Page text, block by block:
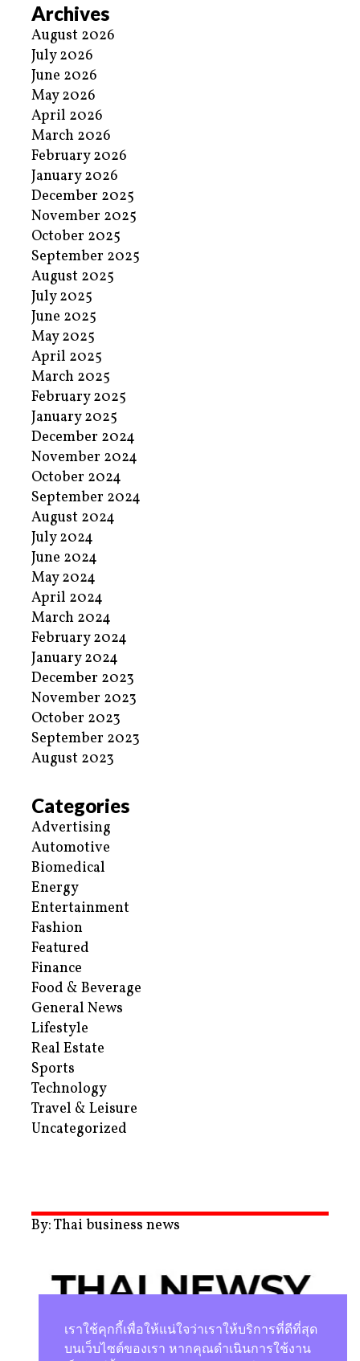
Archives
August 2026
July 2026
June 2026
May 2026
April 2026
March 2026
February 2026
January 2026
December 2025
November 2025
October 2025
September 2025
August 2025
July 2025
June 2025
May 2025
April 2025
March 2025
February 2025
January 2025
December 2024
November 2024
October 2024
September 2024
August 2024
July 2024
June 2024
May 2024
April 2024
March 2024
February 2024
January 2024
December 2023
November 2023
October 2023
September 2023
August 2023
Categories
Advertising
Automotive
Biomedical
Energy
Entertainment
Fashion
Featured
Finance
Food & Beverage
General News
Lifestyle
Real Estate
Sports
Technology
Travel & Leisure
Uncategorized
By: Thai business news
เราใช้คุกกี้เพื่อให้แน่ใจว่าเราให้บริการที่ดีที่สุด
บนเว็บไซต์ของเรา หากคุณดำเนินการใช้งาน